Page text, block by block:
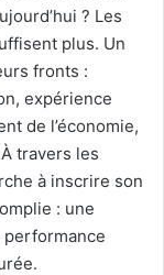
? Les
plus. Un
fronts :
expérience
de l’économie,
travers les
à inscrire son
: une
performance